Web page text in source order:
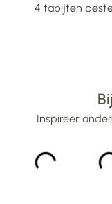
4 tapijten
Inspireer